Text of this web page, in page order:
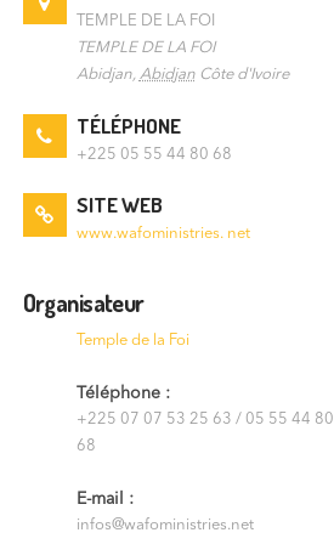
TEMPLE DE LA FOI
TEMPLE DE LA FOI
Abidjan, Abidjan Côte d'Ivoire
TÉLÉPHONE
+225 05 55 44 80 68
SITE WEB
www.wafoministries. net
Organisateur
Temple de la Foi
Téléphone :
+225 07 07 53 25 63 / 05 55 44 80
68
E-mail :
infos@wafoministries.net